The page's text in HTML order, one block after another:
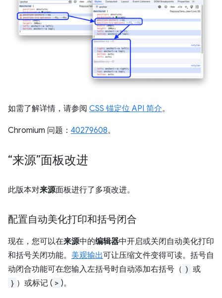
如需了解详情，请参阅 CSS 锚定位 API 简介。
Chromium 问题： 40279608。
“来源”面板改进
此版本对来源面板进行了多项改进。
配置自动美化打印和括号闭合
现在，您可以在来源中的编辑器中开启或关闭自动美化打印
和括号关闭功能。 美观输出可让压缩文件变得可读。括号自
动闭合功能可在您输入左括号时自动添加右括号（ ) 或
} ）或标记 ( > )。